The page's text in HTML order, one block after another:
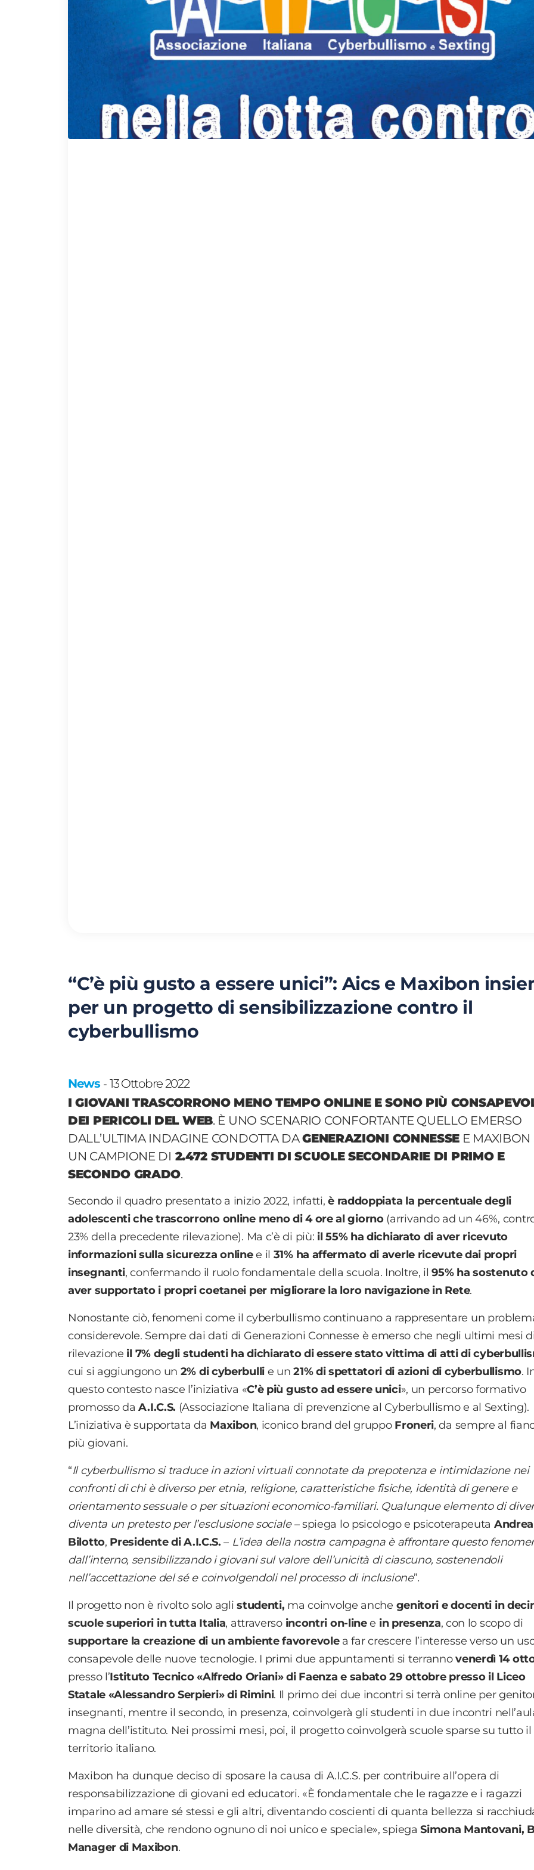
“C’è più gusto a essere unici”: Aics e Maxibon
per un progetto di sensibilizzazione contro il
cyberbullismo
News - 13 Ottobre 2022
I GIOVANI TRASCORRONO MENO TEMPO ONLINE E SONO PIÙ
DEI PERICOLI DEL WEB. È UNO SCENARIO CONFORTANTE QUELLO EMERSO
DALL’ULTIMA INDAGINE CONDOTTA DAGENERAZIONI CONNESSE E MAXIBON
UN CAMPIONE DI 2.472 STUDENTI DI SCUOLE SECONDARIE DI PRIMO E
SECONDO GRADO.
Secondo il quadro presentato a inizio 2022, infatti,è raddoppiata la percentuale degli
adolescenti che trascorrono online meno di 4 ore al giorno(arrivando ad un 46%,
23% della precedente rilevazione). Ma c’è di più: il 55% ha dichiarato di aver ricevuto
informazioni sulla sicurezza onlinee il 31% ha affermato di averle ricevute dai propri
insegnanti, confermando il ruolo fondamentale della scuola. Inoltre, il95% ha sostenuto
aver supportato i propri coetanei per migliorare la loro navigazione in Rete.
Nonostante ciò, fenomeni come il cyberbullismo continuano a rappresentare un
considerevole. Sempre dai dati di Generazioni Connesse è emerso che negli ultimi mesi
rilevazione il 7% degli studenti ha dichiarato di essere stato vittima di atti di
cui si aggiungono un 2% di cyberbulli e un 21% di spettatori di azioni di cyberbullismo.
questo contesto nasce l’iniziativa «C’è più gusto ad essere unici», un percorso formativo
promosso daA.I.C.S. (Associazione Italiana di prevenzione al Cyberbullismo e al Sexting).
L’iniziativa è supportata da Maxibon, iconico brand del gruppo Froneri, da sempre al
più giovani.
“Il cyberbullismo si traduce in azioni virtuali connotate da prepotenza e intimidazione nei
confronti di chi è diverso per etnia, religione, caratteristiche fisiche, identità di genere e
orientamento sessuale o per situazioni economico-familiari. Qualunque elemento di
diventa un pretesto per l’esclusione sociale– spiega lo psicologo e psicoterapeuta Andrea
Bilotto, Presidente di A.I.C.S.– L’idea della nostra campagna è affrontare questo
dall’interno, sensibilizzando i giovani sul valore dell’unicità di ciascuno, sostenendoli
nell’accettazione del sé e coinvolgendoli nel processo di inclusione”.
Il progetto non è rivolto solo aglistudenti, ma coinvolge anche genitori e docenti in
scuole superiori in tutta Italia, attraversoincontri on-linee in presenza, con lo scopo di
supportare la creazione di un ambiente favorevolea far crescere l’interesse verso un
consapevole delle nuove tecnologie. I primi due appuntamenti si terrannovenerdì 14
presso l’Istituto Tecnico «Alfredo Oriani» di Faenza e sabato 29 ottobre presso il Liceo
Statale «Alessandro Serpieri» di Rimini. Il primo dei due incontri si terrà online per
insegnanti, mentre il secondo, in presenza, coinvolgerà gli studenti in due incontri
magna dell’istituto. Nei prossimi mesi, poi, il progetto coinvolgerà scuole sparse su tutto il
territorio italiano.
Maxibon ha dunque deciso di sposare la causa di A.I.C.S. per contribuire all’opera di
responsabilizzazione di giovani ed educatori. «È fondamentale che le ragazze e i ragazzi
imparino ad amare sé stessi e gli altri, diventando coscienti di quanta bellezza si
nelle diversità, che rendono ognuno di noi unico e speciale», spiegaSimona Mantovani,
Manager di Maxibon.